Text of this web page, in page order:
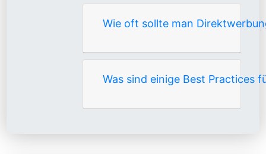
Wie oft sollte man
Was sind einige Best Practices